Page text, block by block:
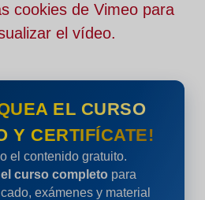
cookies de Vimeo para
el vídeo.
EL CURSO
Y CERTIFÍCATE!
el contenido gratuito.
curso completo para
exámenes y material